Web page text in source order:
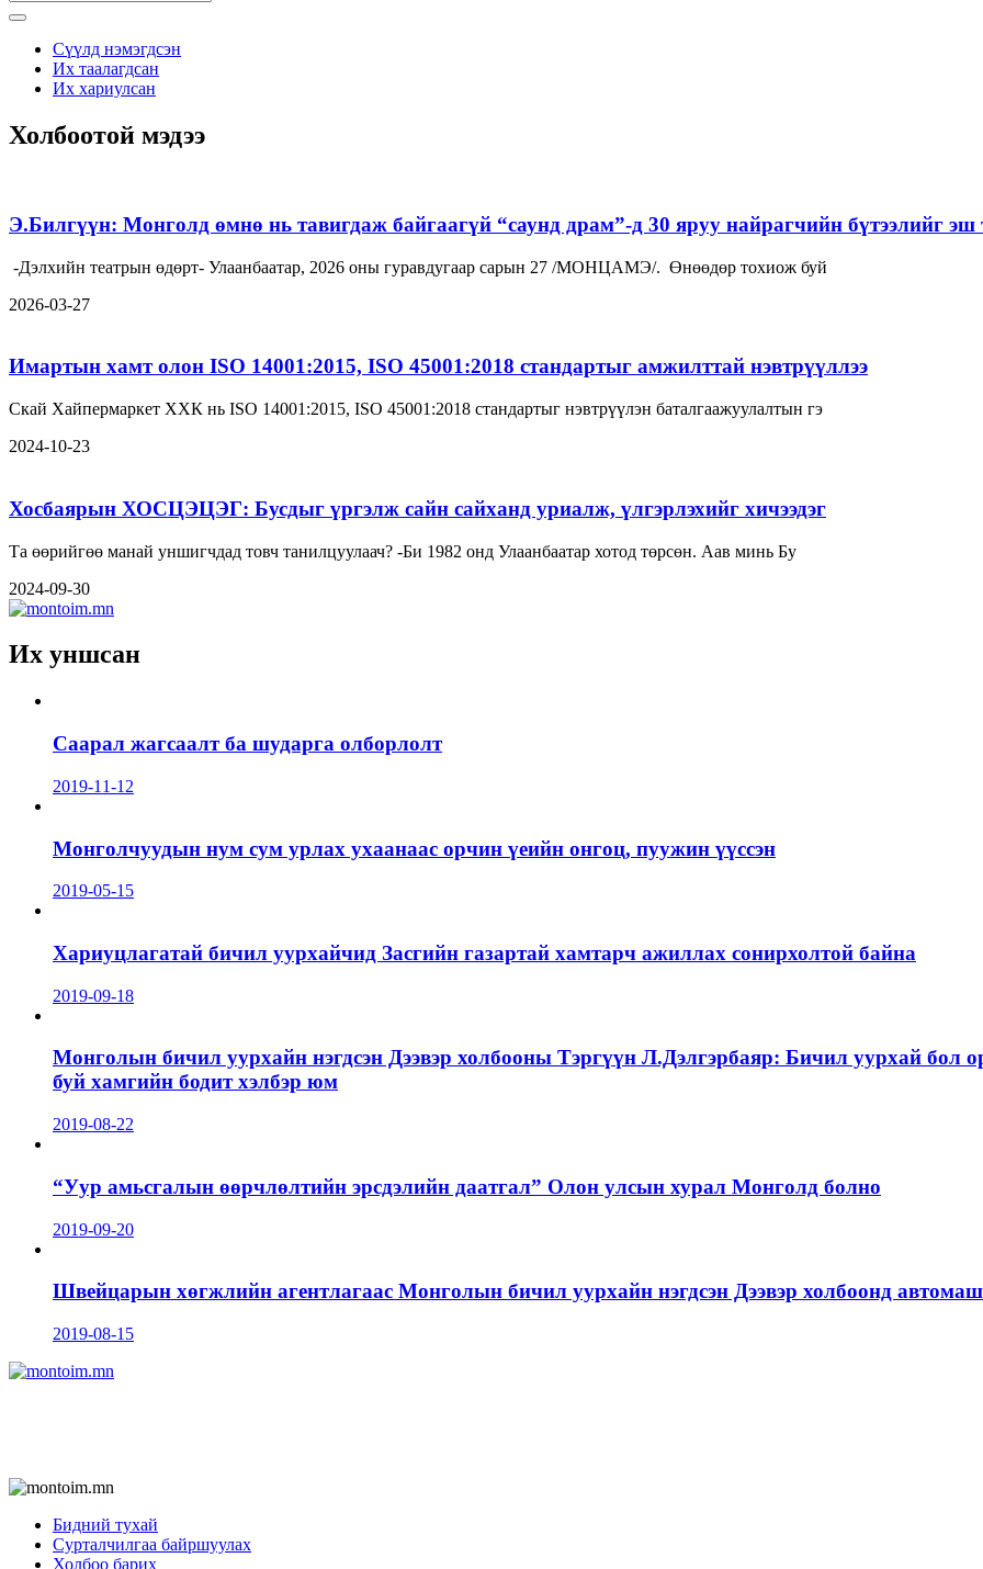
Сүүлд нэмэгдсэн
Их таалагдсан
Их хариулсан
Холбоотой мэдээ
Э.Билгүүн: Монголд өмнө нь тавигдаж байгаагүй “саунд драм”-д 30 яруу найрагчийн бүтээлийг эш
-Дэлхийн театрын өдөрт- Улаанбаатар, 2026 оны гуравдугаар сарын 27 /МОНЦАМЭ/. Өнөөдөр тохиож буй
2026-03-27
Имартын хамт олон ISO 14001:2015, ISO 45001:2018 стандартыг амжилттай нэвтрүүллээ
Скай Хайпермаркет ХХК нь ISO 14001:2015, ISO 45001:2018 стандартыг нэвтрүүлэн баталгаажуулалтын гэ
2024-10-23
Хосбаярын ХОСЦЭЦЭГ: Бусдыг үргэлж сайн сайханд уриалж, үлгэрлэхийг хичээдэг
Та өөрийгөө манай уншигчдад товч танилцуулаач? -Би 1982 онд Улаанбаатар хотод төрсөн. Аав минь Бу
2024-09-30
Их уншсан
Саарал жагсаалт ба шударга олборлолт
2019-11-12
Монголчуудын нум сум урлах ухаанаас орчин үеийн онгоц, пуужин үүссэн
2019-05-15
Хариуцлагатай бичил уурхайчид Засгийн газартай хамтарч ажиллах сонирхолтой байна
2019-09-18
Монголын бичил уурхайн нэгдсэн Дээвэр холбооны Тэргүүн Л.Дэлгэрбаяр: Бичил уурхай бол
буй хамгийн бодит хэлбэр юм
2019-08-22
“Уур амьсгалын өөрчлөлтийн эрсдэлийн даатгал” Олон улсын хурал Монголд болно
2019-09-20
Швейцарын хөгжлийн агентлагаас Монголын бичил уурхайн нэгдсэн Дээвэр холбоонд
2019-08-15
Бидний тухай
Сурталчилгаа байршуулах
Холбоо барих